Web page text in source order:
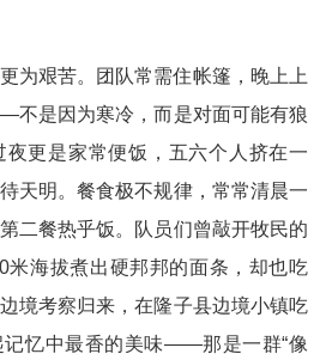
为艰苦。团队常需住帐篷，晚上上
不是因为寒冷，而是对面可能有狼
更是家常便饭，五六个人挤在一
天明。餐食极不规律，常常清晨一
二餐热乎饭。队员们曾敲开牧民的
米海拔煮出硬邦邦的面条，却也吃
境考察归来，在隆子县边境小镇吃
记忆中最香的美味——那是一群“像